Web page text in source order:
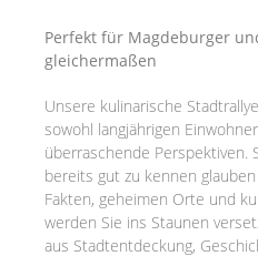
Perfekt für Magdeburger
gleichermaßen
Unsere kulinarische
sowohl langjährigen
überraschende Perspektiven.
bereits gut zu kennen
Fakten, geheimen Orte und
werden Sie ins Staunen
aus Stadtentdeckung,